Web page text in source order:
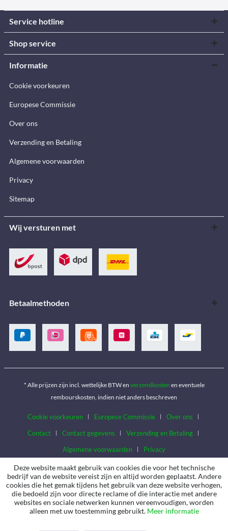
Service hotline
Shop service
Informatie
Cookie voorkeuren
Europese Commissie
Over ons
Verzending en Betaling
Algemene voorwaarden
Privacy
Sitemap
Wij versturen met
Betaalmethoden
* Alle prijzen zijn incl. wettelijke BTW en verzendkosten en eventuele
rembourskosten, indien niet anders beschreven
Cookie voorkeuren Europese Commissie
Over ons
Contact
Contact gegevens
Verzending en Betaling
Algemene voorwaarden
Privacy
Deze website maakt gebruik van cookies die voor het technische
bedrijf van de website vereist zijn en altijd worden geplaatst. Andere
cookies die het gemak tijdens het gebruik van deze website verhogen,
die bedoeld zijn voor directe reclame of die interactie met andere
websites en sociale netwerken kunnen vereenvoudigen, worden
alleen met uw toestemming gebruikt. Meer informatie